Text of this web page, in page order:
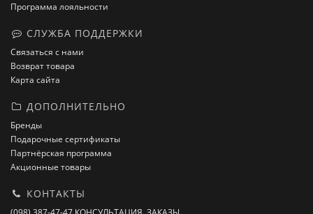
Программа лояльности
СЛУЖБА ПОДДЕРЖКИ
Связаться с нами
Возврат товара
Карта сайта
ДОПОЛНИТЕЛЬНО
Бренды
Подарочные сертификаты
Партнёрская программа
Акционные товары
КОНТАКТЫ